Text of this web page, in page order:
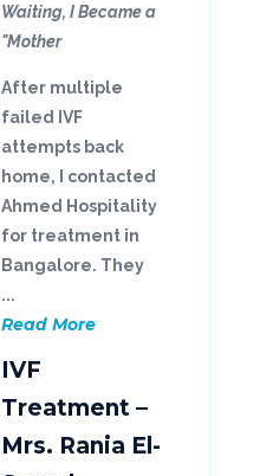
Waiting, I Became a
Mother"
After multiple
failed IVF
attempts back
home, I contacted
Ahmed Hospitality
for treatment in
Bangalore. They
...
Read More
IVF
Treatment –
Mrs. Rania El-